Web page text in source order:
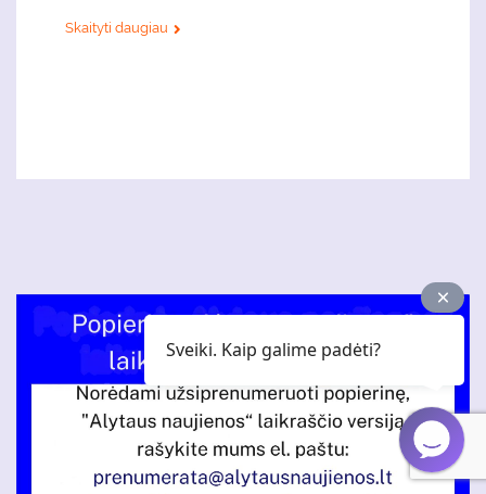
Skaityti daugiau
Sveiki. Kaip galime padėti?